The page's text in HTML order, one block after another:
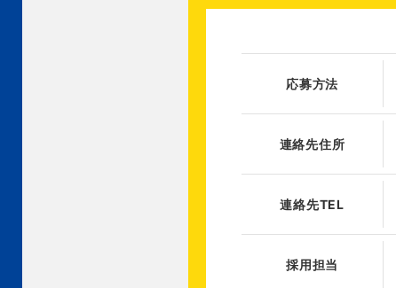
応募方法
連絡先住所
連絡先TEL
採用担当